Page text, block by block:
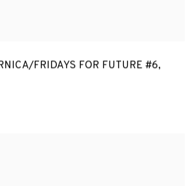
FRIDAYS FOR FUTURE #6,